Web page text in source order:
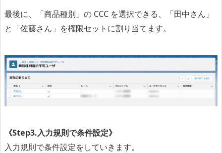
最後に、「商品種別」の CCC を選択できる、「田中さん」
と「佐藤さん」を権限セットに割り当てます。
《Step3.入力規則で条件設定》
入力規則で条件設定をしていきます。